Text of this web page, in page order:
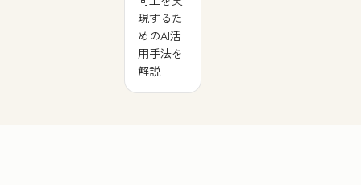
現するた
めのAI活
用手法を
解説